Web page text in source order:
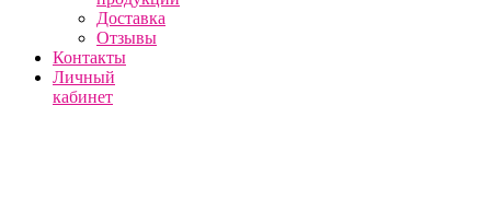
Доставка
Отзывы
Контакты
Личный
кабинет